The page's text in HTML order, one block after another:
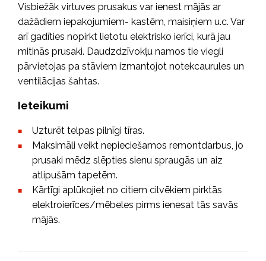
Visbiežāk virtuves prusakus var ienest mājās ar
dažādiem iepakojumiem- kastēm, maisiņiem u.c. Var
arī gadīties nopirkt lietotu elektrisko ierīci, kurā jau
mitinās prusaki. Daudzdzīvokļu namos tie viegli
pārvietojas pa stāviem izmantojot notekcaurules un
ventilācijas šahtas.
Ieteikumi
Uzturēt telpas pilnīgi tīras.
Maksimāli veikt nepieciešamos remontdarbus, jo
prusaki mēdz slēpties sienu spraugās un aiz
atlipušām tapetēm.
Kārtīgi aplūkojiet no citiem cilvēkiem pirktās
elektroierīces/mēbeles pirms ienesat tās savās
mājās.